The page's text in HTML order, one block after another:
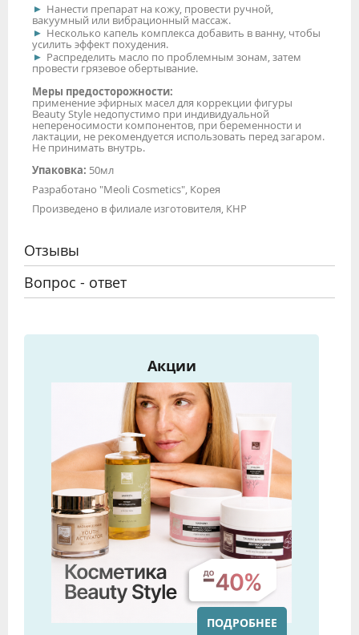
Нанести препарат на кожу, провести ручной,
вакуумный или вибрационный массаж.
Несколько капель комплекса добавить в ванну, чтобы
усилить эффект похудения.
Распределить масло по проблемным зонам, затем
провести грязевое обертывание.
Меры предосторожности:
применение эфирных масел для коррекции фигуры
Beauty Style недопустимо при индивидуальной
непереносимости компонентов, при беременности и
лактации, не рекомендуется использовать перед загаром.
Не принимать внутрь.
Упаковка: 50мл
Разработано "Meoli Cosmetics", Корея
Произведено в филиале изготовителя, КНР
Отзывы
Вопрос - ответ
Акции
ПОДРОБНЕЕ